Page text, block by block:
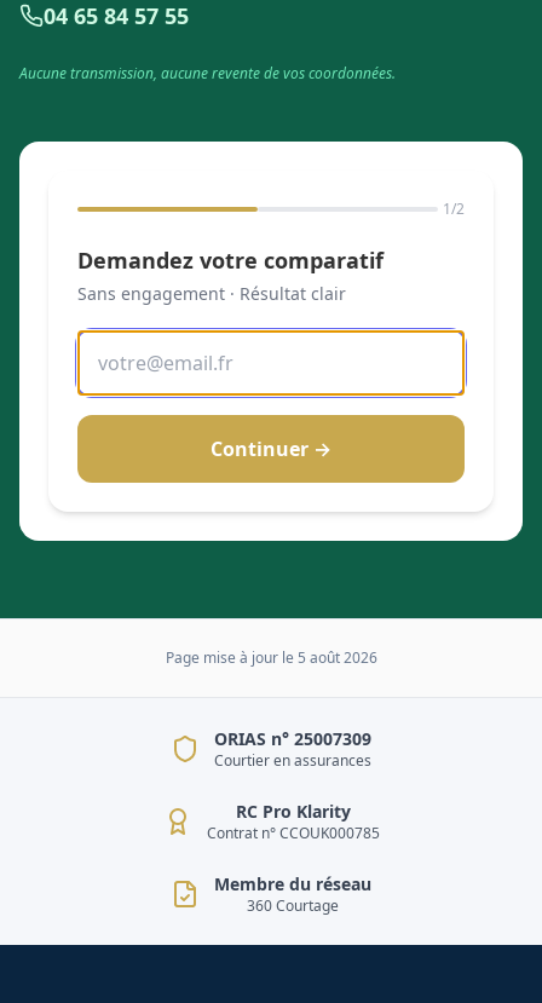
04 65 84 57 55
Aucune transmission, aucune revente de vos coordonnées.
1/2
Demandez votre comparatif
Sans engagement · Résultat clair
Continuer →
Page mise à jour le 5 août 2026
ORIAS n° 25007309
Courtier en assurances
RC Pro Klarity
Contrat n° CCOUK000785
Membre du réseau
360 Courtage